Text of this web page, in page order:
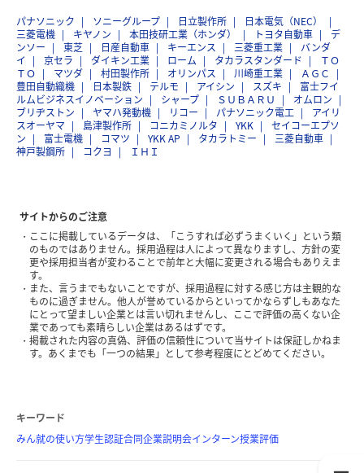
パナソニック ソニーグループ 日立製作所
日本電気（NEC）
三菱電機
キヤノン 本田技研工業（ホンダ） トヨタ自動車
デ
ンソー
東芝 日産自動車 キーエンス 三菱重工業
バンダ
イ
京セラ ダイキン工業 ローム タカラスタンダード
ＴＯ
ＴＯ
マツダ 村田製作所 オリンパス 川崎重工業
ＡＧＣ
豊田自動織機
日本製鉄 テルモ アイシン スズキ
富士フイ
ルムビジネスイノベーション
シャープ ＳＵＢＡＲＵ
オムロン
ブリヂストン
ヤマハ発動機 リコー パナソニック電工
アイリ
スオーヤマ
島津製作所 コニカミノルタ YKK
セイコーエプソ
ン
富士電機 コマツ YKK AP タカラトミー
三菱自動車
神戸製鋼所
コクヨ ＩＨＩ
サイトからのご注意
ここに掲載しているデータは、「こうすれば必ずうまくいく」という類
のものではありません。採用過程は人によって異なりますし、方針の変
更や採用担当者が変わることで前年と大幅に変更される場合もありえま
す。
また、言うまでもないことですが、採用過程に対する感じ方は主観的な
ものに過ぎません。他人が誉めているからといってかならずしもあなた
にとって望ましい企業とは言い切れませんし、ここで評価の高くない企
業であっても素晴らしい企業はあるはずです。
掲載された内容の真偽、評価の信頼性について当サイトは保証しかねま
す。あくまでも「一つの結果」として参考程度にとどめてください。
キーワード
みん就の使い方学生認証合同企業説明会インターン授業評価